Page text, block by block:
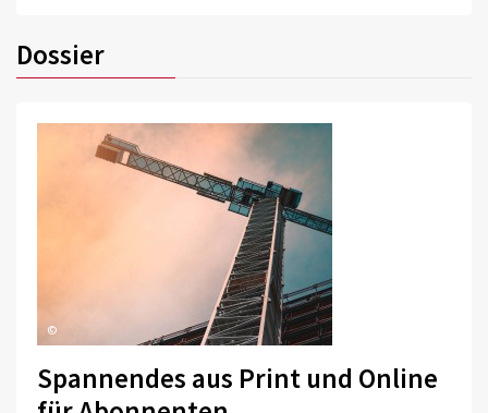
Dossier
©
Spannendes aus Print und Online